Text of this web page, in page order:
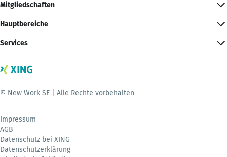
Mitgliedschaften
Hauptbereiche
Services
© New Work SE | Alle Rechte vorbehalten
Impressum
AGB
Datenschutz bei XING
Datenschutzerklärung